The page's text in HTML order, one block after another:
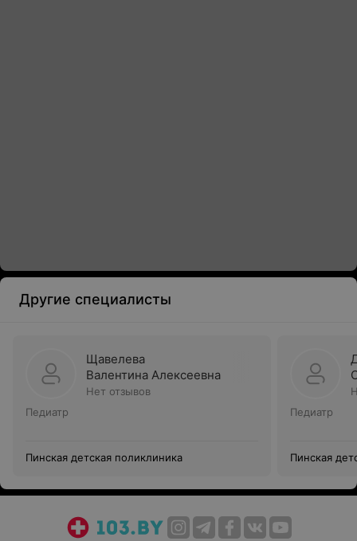
Другие специалисты
Щавелева
Валентина Алексеевна
Нет отзывов
Педиатр
Пинская детская поликлиника
Педиатр
Пинская